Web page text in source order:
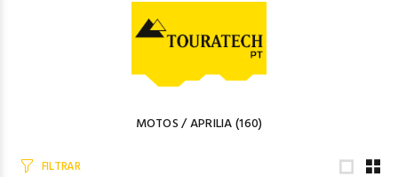
MOTOS/APRILIA(160)
FILTRAR